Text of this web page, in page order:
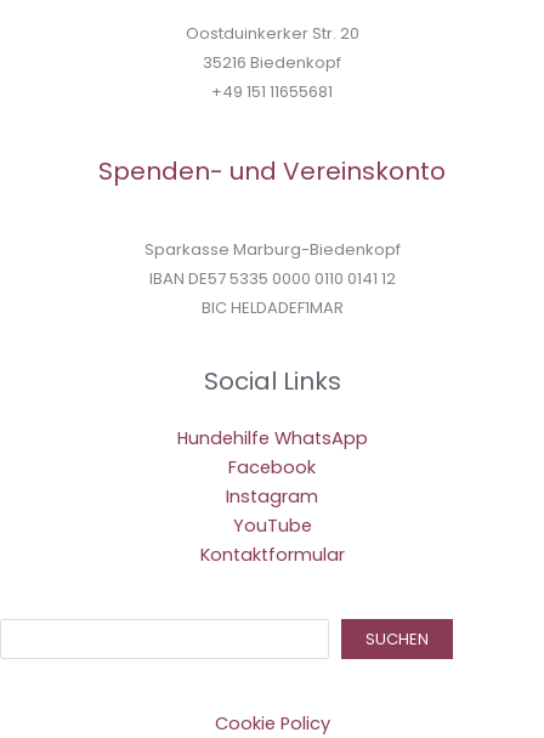
Oostduinkerker Str. 20
35216 Biedenkopf
+49 151 11655681
Spenden- und Vereinskonto
Sparkasse Marburg-Biedenkopf
IBAN DE57 5335 0000 0110 0141 12
BIC HELDADEF1MAR
Social Links
Hundehilfe WhatsApp
Facebook
Instagram
YouTube
Kontaktformular
SUCHEN
Cookie Policy